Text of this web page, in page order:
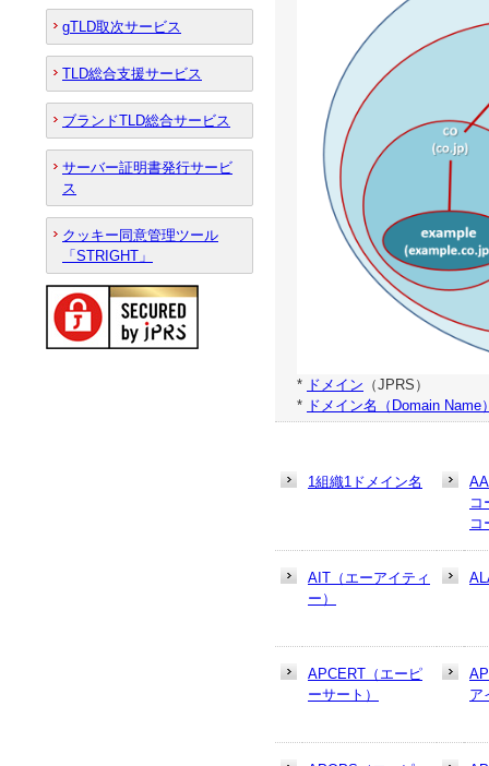
* ドメイン （JPRS）
* ドメイン名（Domain Name
1組織1ドメイン名
コ
コ
AIT（エーアイティ
ー）
APCERT（エーピ
ーサート）
ア
gTLD取次サービス
TLD総合支援サービス
ブランドTLD総合サービス
サーバー証明書発行サービ
ス
クッキー同意管理ツール
「STRIGHT」